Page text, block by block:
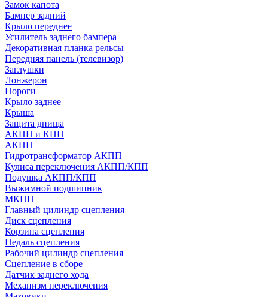
Замок капота
Бампер задний
Крыло переднее
Усилитель заднего бампера
Декоративная планка рельсы
Передняя панель (телевизор)
Заглушки
Лонжерон
Пороги
Крыло заднее
Крыша
Защита днища
АКПП и КПП
АКПП
Гидротрансформатор АКПП
Кулиса переключения АКПП/КПП
Подушка АКПП/КПП
Выжимной подшипник
МКПП
Главный цилиндр сцепления
Диск сцепления
Корзина сцепления
Педаль сцепления
Рабочий цилиндр сцепления
Сцепление в сборе
Датчик заднего хода
Механизм переключения